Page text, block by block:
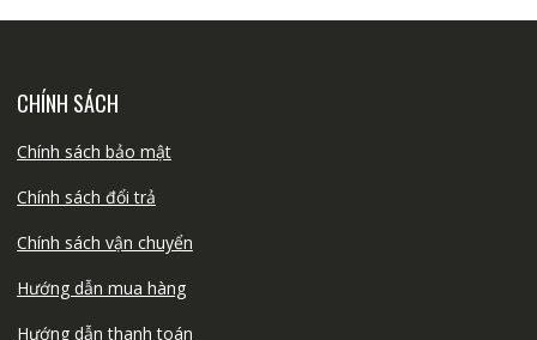
CHÍNH SÁCH
Chính sách bảo mật
Chính sách đổi trả
Chính sách vận chuyển
Hướng dẫn mua hàng
Hướng dẫn thanh toán